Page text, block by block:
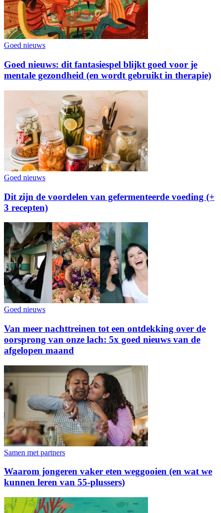
Goed nieuws
Goed nieuws: dit fantasiespel blijkt goed voor je
mentale gezondheid (en wordt gebruikt in therapie)
Goed nieuws
Dit zijn de voordelen van gefermenteerde voeding (+
3 recepten)
Goed nieuws
Van meer nachttreinen tot een ontdekking over de
oorsprong van onze lach: 5x goed nieuws van de
afgelopen maand
Samen met partners
Waarom jongeren vaker eten weggooien (en wat we
kunnen leren van 55-plussers)